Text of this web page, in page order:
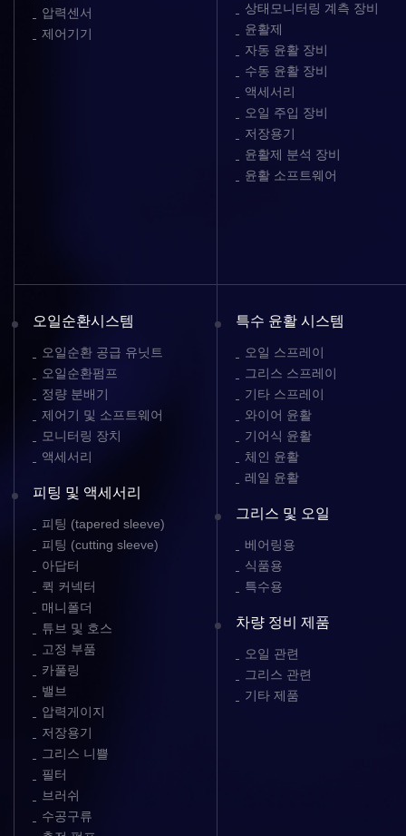
압력센서
제어기기
상태모니터링 계측 장비
윤활제
자동 윤활 장비
수동 윤활 장비
액세서리
오일 주입 장비
저장용기
윤활제 분석 장비
윤활 소프트웨어
오일순환시스템
오일순환 공급 유닛트
오일순환펌프
정량 분배기
제어기 및 소프트웨어
모니터링 장치
액세서리
피팅 및 액세서리
피팅 (tapered sleeve)
피팅 (cutting sleeve)
아답터
퀵 커넥터
매니폴더
튜브 및 호스
고정 부품
카풀링
밸브
압력게이지
저장용기
그리스 니쁠
필터
브러쉬
수공구류
특수 윤활 시스템
오일 스프레이
그리스 스프레이
기타 스프레이
와이어 윤활
기어식 윤활
체인 윤활
레일 윤활
그리스 및 오일
베어링용
식품용
특수용
차량 정비 제품
오일 관련
그리스 관련
기타 제품